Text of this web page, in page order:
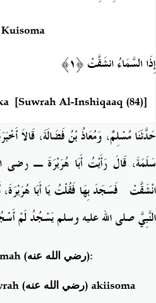
إِذَا السَّمَاءُ انشَقَّتْ ﴿١﴾
[Suwrah Al-Inshiqaaq (84)]
حَدَّثَنَا مُسْلِمٌ، وَمُعَاذُ بْنُ فَضَالَةَ، قَالاَ
سَلَمَةَ، قَالَ رَأَيْتُ أَبَا هُرَيْرَةَ ـ رضى
انْشَقَّتْ‏
فَسَجَدَ بِهَا فَقُلْتُ يَا أَبَا
النَّبِيَّ صلى الله عليه وسلم يَسْجُدُ لَمْ
(رضي الله عنه):
(رضي الله عنه) akiisoma